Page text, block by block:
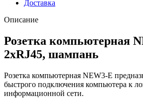
Доставка
Описание
Розетка компьютерная
2хRJ45, шампань
Розетка компьютерная NEW3-E
быстрого подключения компьютера к
информационной сети.